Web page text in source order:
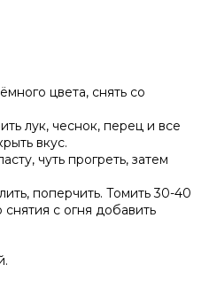
цвета, снять со
лук, чеснок, перец и все
вкус.
чуть прогреть, затем
поперчить. Томить 30-40
с огня добавить